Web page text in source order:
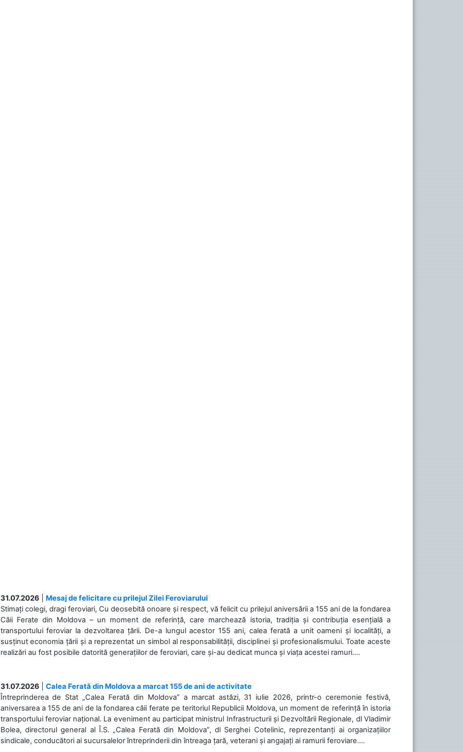
31.07.2026
Mesaj de felicitare cu prilejul Zilei Feroviarului
Stimați colegi, dragi feroviari, Cu deosebită onoare și respect, vă felicit cu prilejul aniversării a 155 ani de la fondarea
Căii Ferate din Moldova – un moment de referință, care marchează istoria, tradiția și contribuția esențială a
transportului feroviar la dezvoltarea țării. De-a lungul acestor 155 ani, calea ferată a unit oameni și localități, a
susținut economia țării și a reprezentat un simbol al responsabilității, disciplinei și profesionalismului. Toate aceste
realizări au fost posibile datorită generațiilor de feroviari, care și-au dedicat munca și viața acestei ramuri....
31.07.2026
Calea Ferată din Moldova a marcat 155 de ani de activitate
Întreprinderea de Stat „Calea Ferată din Moldova” a marcat astăzi, 31 iulie 2026, printr-o ceremonie festivă,
aniversarea a 155 de ani de la fondarea căii ferate pe teritoriul Republicii Moldova, un moment de referință în istoria
transportului feroviar național. La eveniment au participat ministrul Infrastructurii și Dezvoltării Regionale, dl Vladimir
Bolea, directorul general al Î.S. „Calea Ferată din Moldova”, dl Serghei Cotelinic, reprezentanți ai organizațiilor
sindicale, conducători ai sucursalelor întreprinderii din întreaga țară, veterani și angajați ai ramurii feroviare....